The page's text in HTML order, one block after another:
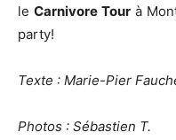
le Carnivore Tourà
party!
Texte : Marie-Pier
Photos : Sébastien T.